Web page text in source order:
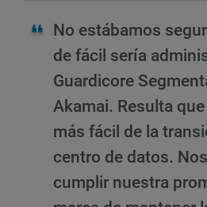
No estábamos
de fácil sería
Guardicore
Akamai. Resulta
más fácil de la
centro de datos.
cumplir nuestra